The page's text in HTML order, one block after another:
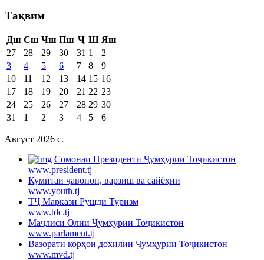
Тақвим
Дш Сш Чш Пш Ҷ Ш Яш
27
28 29 30 31 1
2
3
4 5 6 7 8
9
10
11 12 13 14 15 16
17
18 19 20 21 22 23
24
25 26 27 28 29 30
31
1 2 3 4 5 6
Август 2026 c.
Cомонаи Президенти Ҷумҳурии Тоҷикистон
www.president.tj
Кумитаи ҷавонон, варзиш ва сайёҳии
www.youth.tj
ТҶ Маркази Рушди Туризм
www.tdc.tj
Маҷлиси Олии Ҷумҳурии Тоҷикистон
www.parlament.tj
Вазорати корҳои дохилии Ҷумҳурии Тоҷикистон
www.mvd.tj